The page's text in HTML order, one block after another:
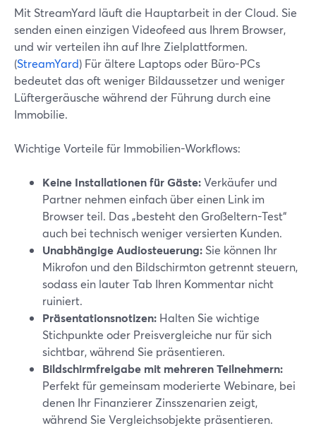
Mit StreamYard läuft die Hauptarbeit in der Cloud. Sie
senden einen einzigen Videofeed aus Ihrem Browser,
und wir verteilen ihn auf Ihre Zielplattformen.
(StreamYard) Für ältere Laptops oder Büro-PCs
bedeutet das oft weniger Bildaussetzer und weniger
Lüftergeräusche während der Führung durch eine
Immobilie.
Wichtige Vorteile für Immobilien-Workflows:
Keine Installationen für Gäste:Verkäufer und
Partner nehmen einfach über einen Link im
Browser teil. Das „besteht den Großeltern-Test“
auch bei technisch weniger versierten Kunden.
Unabhängige Audiosteuerung: Sie können Ihr
Mikrofon und den Bildschirmton getrennt steuern,
sodass ein lauter Tab Ihren Kommentar nicht
ruiniert.
Präsentationsnotizen: Halten Sie wichtige
Stichpunkte oder Preisvergleiche nur für sich
sichtbar, während Sie präsentieren.
Bildschirmfreigabe mit mehreren Teilnehmern:
Perfekt für gemeinsam moderierte Webinare, bei
denen Ihr Finanzierer Zinsszenarien zeigt,
während Sie Vergleichsobjekte präsentieren.